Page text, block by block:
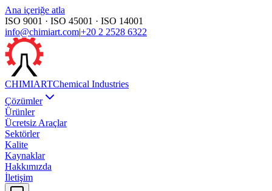
Ana içeriğe atla
ISO 9001 · ISO 45001 · ISO 14001
info@chimiart.com|+20 2 2528 6322
CHIMIARTChemical Industries
Çözümler
Ürünler
Ücretsiz Araçlar
Sektörler
Kalite
Kaynaklar
Hakkımızda
İletişim